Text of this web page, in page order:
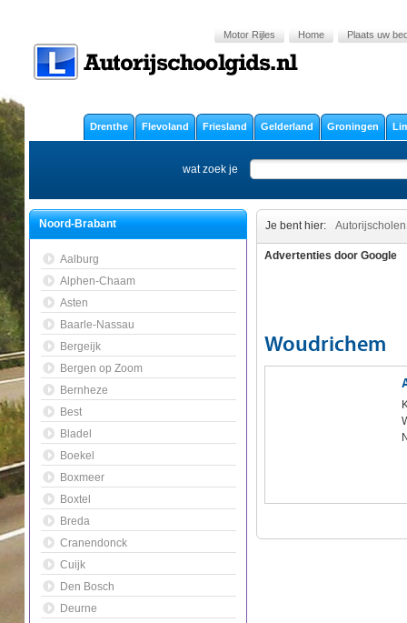
Motor Rijles Home Plaats uw
Drenthe Flevoland Friesland Gelderland Groningen
wat zoek je
Noord-Brabant
Aalburg
Alphen-Chaam
Asten
Baarle-Nassau
Bergeijk
Bergen op Zoom
Bernheze
Best
Bladel
Boekel
Boxmeer
Boxtel
Breda
Cranendonck
Cuijk
Den Bosch
Deurne
Je bent hier: Autorijscholen
Advertenties door Google
Woudrichem